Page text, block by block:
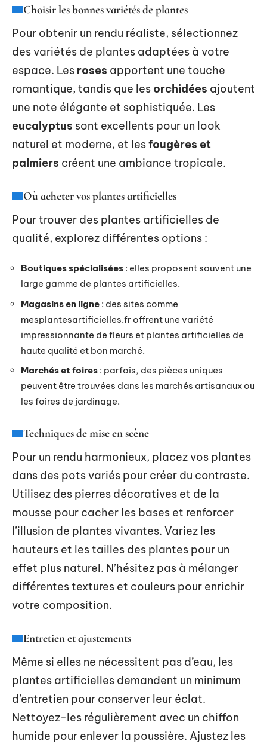
Choisir les bonnes variétés de plantes
Pour obtenir un rendu réaliste, sélectionnez
des variétés de plantes adaptées à votre
espace. Les roses apportent une touche
romantique, tandis que les orchidées ajoutent
une note élégante et sophistiquée. Les
eucalyptus sont excellents pour un look
naturel et moderne, et lesfougères et
palmiers créent une ambiance tropicale.
Où acheter vos plantes artificielles
Pour trouver des plantes artificielles de
qualité, explorez différentes options :
Boutiques spécialisées : elles proposent souvent une
large gamme de plantes artificielles.
Magasins en ligne : des sites comme
mesplantesartificielles.fr offrent une variété
impressionnante de fleurs et plantes artificielles de
haute qualité et bon marché.
Marchés et foires : parfois, des pièces uniques
peuvent être trouvées dans les marchés artisanaux ou
les foires de jardinage.
Techniques de mise en scène
Pour un rendu harmonieux, placez vos plantes
dans des pots variés pour créer du contraste.
Utilisez des pierres décoratives et de la
mousse pour cacher les bases et renforcer
l’illusion de plantes vivantes. Variez les
hauteurs et les tailles des plantes pour un
effet plus naturel. N’hésitez pas à mélanger
différentes textures et couleurs pour enrichir
votre composition.
Entretien et ajustements
Même si elles ne nécessitent pas d’eau, les
plantes artificielles demandent un minimum
d’entretien pour conserver leur éclat.
Nettoyez-les régulièrement avec un chiffon
humide pour enlever la poussière. Ajustez les